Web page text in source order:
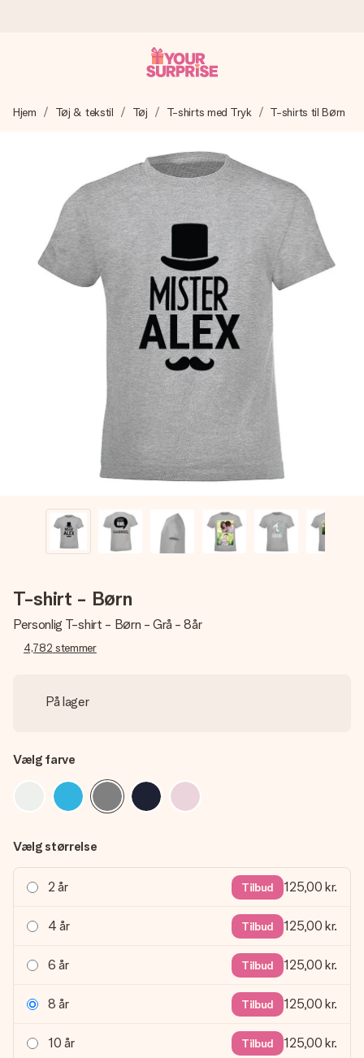
Vi laver din gave med omhu og sender den lynhurtigt – så
4,7 (baseret på +15.000 anmeldelser)
Vores gaver inspirerer. Kunderne giver os 4,7 på Google
Reviews.
Gratis kort med hilsen
Lav noget særligt i blot få trin – med hendes navn, et
billede af dig eller en besked, der går lige i hendes hjerte.
Intet besvær men udelukkende en masse kærlighed i
Hjem Tøj & tekstil Tøj T-shirts med Tryk T-shirts til Børn
T-shirt - Børn
Personlig T-shirt - Børn - Grå - 8år
4,782 stemmer
På lager
Vælg farve
Vælg størrelse
2 år Tilbud 125,00 kr.
4 år Tilbud 125,00 kr.
6 år Tilbud 125,00 kr.
8 år Tilbud 125,00 kr.
10 år Tilbud 125,00 kr.